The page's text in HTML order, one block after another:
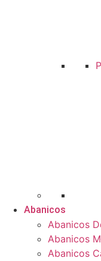
Abanicos
Abanicos
Abanicos
Abanicos